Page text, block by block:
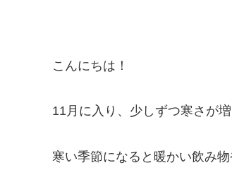
こんにちは！
11月に入り、少しずつ寒さが
寒い季節になると暖かい飲み